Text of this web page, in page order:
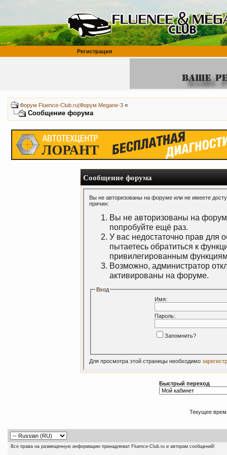
Регистрация
Форум Fluence-Club.ru|Форум Megane-3 «
Сообщение форума
Сообщение форума
Вы не авторизованы на форуме или не имеете
причин:
Вы не авторизованы на
попробуйте ещё раз.
У вас недостаточно прав для
пытаетесь обратиться к
привилегированным
Возможно, администратор
активированы на форуме.
Вход
Имя:
Пароль:
Запомнить?
Для просмотра этой страницы необходимо
Быстрый переход
Текущее
Все права на размещенную информацию принадлежат Fluence-Club.ru и авторам сообщений!